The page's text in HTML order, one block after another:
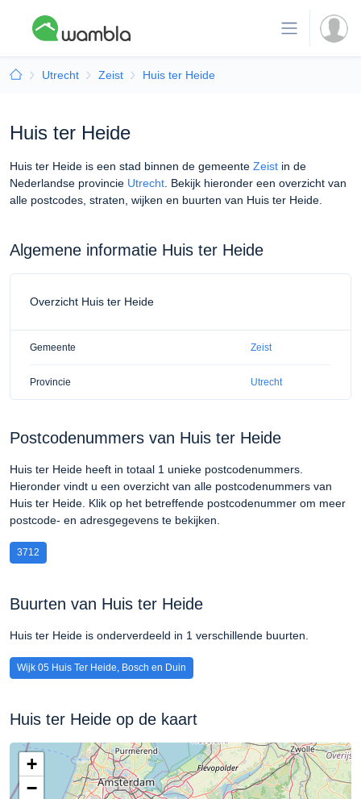
Utrecht Zeist Huis ter Heide
Huis ter Heide
Huis ter Heide is een stad binnen de gemeente Zeist in de
Nederlandse provincie Utrecht . Bekijk hieronder een overzicht van
alle postcodes, straten, wijken en buurten van Huis ter Heide.
Algemene informatie Huis ter Heide
Overzicht Huis ter Heide
Gemeente Zeist
Provincie Utrecht
Postcodenummers van Huis ter Heide
Huis ter Heide heeft in totaal 1 unieke postcodenummers.
Hieronder vindt u een overzicht van alle postcodenummers van
Huis ter Heide. Klik op het betreffende postcodenummer om meer
postcode- en adresgegevens te bekijken.
3712
Buurten van Huis ter Heide
Huis ter Heide is onderverdeeld in 1 verschillende buurten.
Wijk 05 Huis Ter Heide, Bosch en Duin
Huis ter Heide op de kaart
+
−